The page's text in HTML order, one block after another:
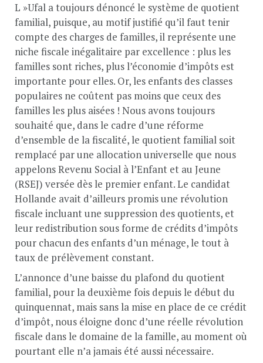
L »Ufal a toujours dénoncé le système de quotient
familial, puisque, au motif justifié qu’il faut tenir
compte des charges de familles, il représente une
niche fiscale inégalitaire par excellence : plus les
familles sont riches, plus l’économie d’impôts est
importante pour elles. Or, les enfants des classes
populaires ne coûtent pas moins que ceux des
familles les plus aisées ! Nous avons toujours
souhaité que, dans le cadre d’une réforme
d’ensemble de la fiscalité, le quotient familial soit
remplacé par une allocation universelle que nous
appelons Revenu Social à l’Enfant et au Jeune
(RSEJ) versée dès le premier enfant. Le candidat
Hollande avait d’ailleurs promis une révolution
fiscale incluant une suppression des quotients, et
leur redistribution sous forme de crédits d’impôts
pour chacun des enfants d’un ménage, le tout à
taux de prélèvement constant.
L’annonce d’une baisse du plafond du quotient
familial, pour la deuxième fois depuis le début du
quinquennat, mais sans la mise en place de ce crédit
d’impôt, nous éloigne donc d’une réelle révolution
fiscale dans le domaine de la famille, au moment où
pourtant elle n’a jamais été aussi nécessaire.